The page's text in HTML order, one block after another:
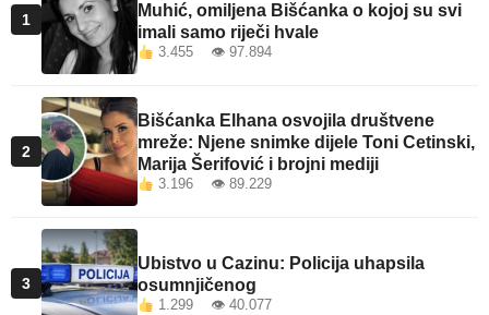
1
Muhić, omiljena Bišćanka o kojoj su svi
imali samo riječi hvale
3.455 👁 97.894
2
Bišćanka Elhana osvojila društvene
mreže: Njene snimke dijele Toni Cetinski,
Marija Šerifović i brojni mediji
3.196 👁 89.229
3
Ubistvo u Cazinu: Policija uhapsila
osumnjičenog
1.299 👁 40.077